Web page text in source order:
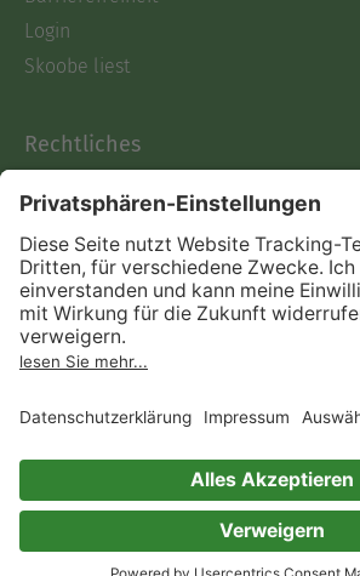
Login
Skoobe liest
Rechtliches
AGB
Informationen nach Data
Act
Verträge hier kündigen
Impressum
Immer ein gutes